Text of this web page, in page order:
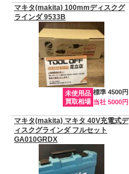
マキタ(makita) 100mmディスクグ
ラインダ 9533B
未使用品
買取相場
標準 4500円
当社 5000円
マキタ(makita) マキタ 40V充電式デ
ィスクグラインダ フルセット
GA010GRDX